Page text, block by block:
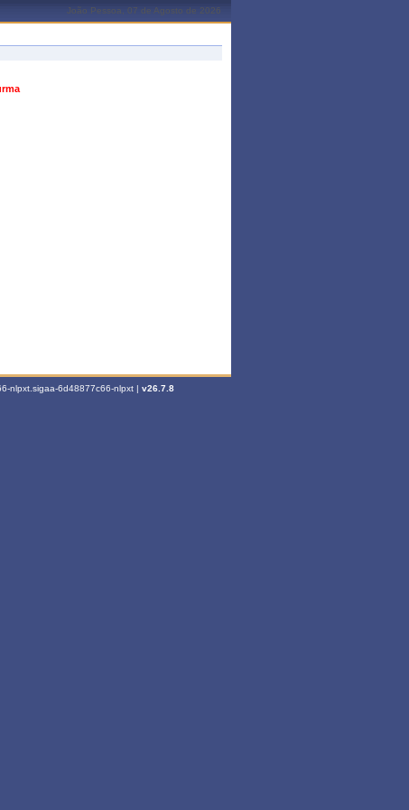
João Pessoa, 07 de Agosto de 2026
nlpxt.sigaa-6d48877c66-nlpxt | v26.7.8